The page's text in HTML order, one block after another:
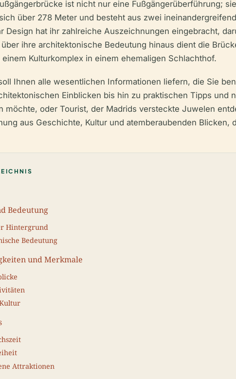
ist nicht nur eine Fußgängerüberführung;
über 278 Meter und besteht aus zwei
Design hat ihr zahlreiche Auszeichnungen eingebracht,
ihre architektonische Bedeutung hinaus dient die
einem Kulturkomplex in einem ehemaligen Schlachthof.
Ihnen alle wesentlichen Informationen liefern, die Sie
Einblicken bis hin zu praktischen Tipps
möchte, oder Tourist, der Madrids versteckte Juwelen
aus Geschichte, Kultur und atemberaubenden Blicken,
Bedeutung
Hintergrund
Bedeutung
und Merkmale
Attraktionen